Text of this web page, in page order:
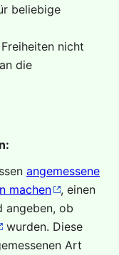
beliebige
nicht
die
angemessene
machen
, einen
angeben, ob
wurden. Diese
Art